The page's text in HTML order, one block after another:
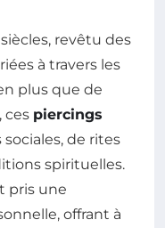
revêtu des
à travers les
plus que de
ces piercings
de rites
spirituelles.
pris une
offrant à